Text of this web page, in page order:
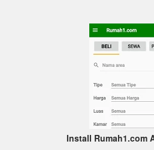
Install Rumah1.com